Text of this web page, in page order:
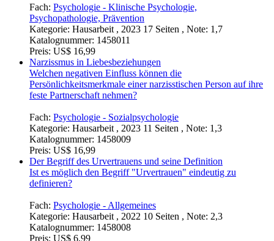
Fach: Psychologie - Klinische Psychologie,
Psychopathologie, Prävention
Kategorie: Hausarbeit , 2023 17 Seiten , Note: 1,7
Katalognummer: 1458011
Preis: US$ 16,99
Narzissmus in Liebesbeziehungen
Welchen negativen Einfluss können die
Persönlichkeitsmerkmale einer narzisstischen Person auf ihre
feste Partnerschaft nehmen?
Fach: Psychologie - Sozialpsychologie
Kategorie: Hausarbeit , 2023 11 Seiten , Note: 1,3
Katalognummer: 1458009
Preis: US$ 16,99
Der Begriff des Urvertrauens und seine Definition
Ist es möglich den Begriff "Urvertrauen" eindeutig zu
definieren?
Fach: Psychologie - Allgemeines
Kategorie: Hausarbeit , 2022 10 Seiten , Note: 2,3
Katalognummer: 1458008
Preis: US$ 6,99